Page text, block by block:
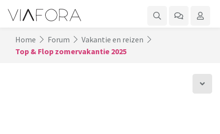
Home Forum
Vakantie en reizen
Top & Flop zomervakantie 2025